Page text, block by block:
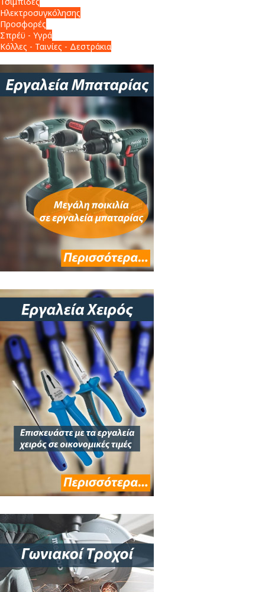
Ηλεκτροσυγκόλησης
Προσφορές
Σπρέϋ - Υγρά
Κόλλες - Ταινίες - Δεστράκια